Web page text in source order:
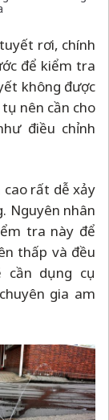
rơi, chính
để kiểm tra
không được
nên cần cho
điều chỉnh
rất dễ xảy
Nguyên nhân
tra này để
thấp và đều
cần dụng cụ
gia am